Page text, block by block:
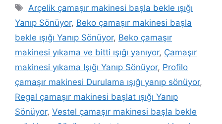
Etiketler
Arçelik çamaşır makinesi başla bekle ışığı
Yanıp Sönüyor, Beko çamaşır makinesi başla
bekle ışığı Yanıp Sönüyor, Beko çamaşır
makinesi yıkama ve bitti ışığı yanıyor, Çamaşır
makinesi yıkama Işığı Yanıp Sönüyor, Profilo
çamaşır makinesi Durulama ışığı yanıp sönüyor,
Regal çamaşır makinesi başlat ışığı Yanıp
Sönüyor, Vestel çamaşır makinesi başla bekle